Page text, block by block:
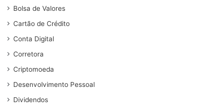
Bolsa de Valores
Cartão de Crédito
Conta Digital
Corretora
Criptomoeda
Desenvolvimento Pessoal
Dividendos